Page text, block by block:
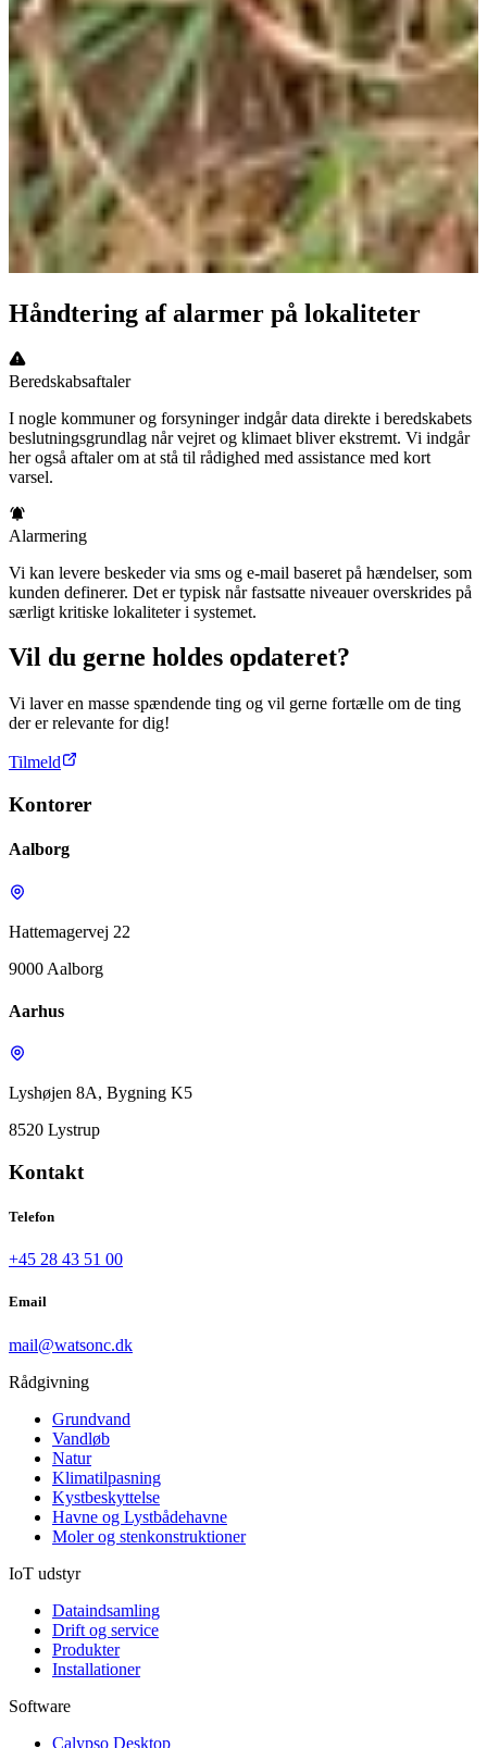
Håndtering af alarmer på lokaliteter
Beredskabsaftaler
I nogle kommuner og forsyninger indgår data direkte i beredskabets
beslutningsgrundlag når vejret og klimaet bliver ekstremt. Vi indgår
her også aftaler om at stå til rådighed med assistance med kort
varsel.
Alarmering
Vi kan levere beskeder via sms og e-mail baseret på hændelser, som
kunden definerer. Det er typisk når fastsatte niveauer overskrides på
særligt kritiske lokaliteter i systemet.
Vil du gerne holdes opdateret?
Vi laver en masse spændende ting og vil gerne fortælle om de ting
der er relevante for dig!
Tilmeld
Kontorer
Aalborg
Hattemagervej 22
9000 Aalborg
Aarhus
Lyshøjen 8A, Bygning K5
8520 Lystrup
Kontakt
Telefon
+45 28 43 51 00
Email
mail@watsonc.dk
Rådgivning
Grundvand
Vandløb
Natur
Klimatilpasning
Kystbeskyttelse
Havne og Lystbådehavne
Moler og stenkonstruktioner
IoT udstyr
Dataindsamling
Drift og service
Produkter
Installationer
Software
Calypso Desktop